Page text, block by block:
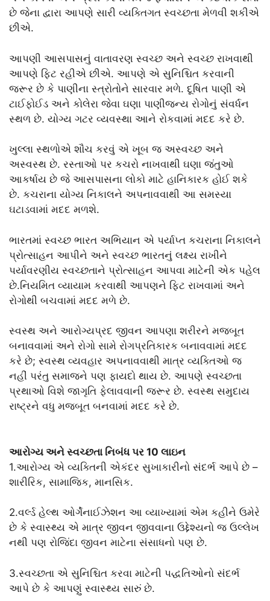
છે જેના દ્વારા આપણે સારી વ્યક્તિગત સ્વચ્છતા મેળવી શકીએ
છીએ.
આપણી આસપાસનું વાતાવરણ સ્વચ્છ અને સ્વચ્છ રાખવાથી
આપણે ફિટ રહીએ છીએ. આપણે એ સુનિશ્ચિત કરવાની
જરૂર છે કે પાણીના સ્ત્રોતોને સારવાર મળે. દૂષિત પાણી એ
ટાઈફોઈડ અને કોલેરા જેવા ઘણા પાણીજન્ય રોગોનું સંવર્ધન
સ્થળ છે. યોગ્ય ગટર વ્યવસ્થા આને રોકવામાં મદદ કરે છે.
ખુલ્લા સ્થળોએ શૌચ કરવું એ ખૂબ જ અસ્વચ્છ અને
અસ્વસ્થ છે. રસ્તાઓ પર કચરો નાખવાથી ઘણા જંતુઓ
આકર્ષાય છે જે આસપાસના લોકો માટે હાનિકારક હોઈ શકે
છે. કચરાના યોગ્ય નિકાલને અપનાવવાથી આ સમસ્યા
ઘટાડવામાં મદદ મળશે.
ભારતમાં સ્વચ્છ ભારત અભિયાન એ પર્યાપ્ત કચરાના નિકાલને
પ્રોત્સાહન આપીને અને સ્વચ્છ ભારતનું લક્ષ્ય રાખીને
પર્યાવરણીય સ્વચ્છતાને પ્રોત્સાહન આપવા માટેની એક પહેલ
છે.નિયમિત વ્યાયામ કરવાથી આપણને ફિટ રાખવામાં અને
રોગોથી બચવામાં મદદ મળે છે.
સ્વસ્થ અને આરોગ્યપ્રદ જીવન આપણા શરીરને મજબૂત
બનાવવામાં અને રોગો સામે રોગપ્રતિકારક બનાવવામાં મદદ
કરે છે; સ્વસ્થ વ્યવહાર અપનાવવાથી માત્ર વ્યક્તિઓ જ
નહીં પરંતુ સમાજને પણ ફાયદો થાય છે. આપણે સ્વચ્છતા
પ્રથાઓ વિશે જાગૃતિ ફેલાવવાની જરૂર છે. સ્વસ્થ સમુદાય
રાષ્ટ્રને વધુ મજબૂત બનવામાં મદદ કરે છે.
આરોગ્ય અને સ્વચ્છતા નિબંધ પર 10 લાઇન
1.આરોગ્ય એ વ્યક્તિની એકંદર સુખાકારીનો સંદર્ભ આપે છે –
શારીરિક, સામાજિક, માનસિક.
2.વર્લ્ડ હેલ્થ ઓર્ગેનાઈઝેશન આ વ્યાખ્યામાં એમ કહીને ઉમેરે
છે કે સ્વાસ્થ્ય એ માત્ર જીવન જીવવાના ઉદ્દેશ્યનો જ ઉલ્લેખ
નથી પણ રોજિંદા જીવન માટેના સંસાધનો પણ છે.
3.સ્વચ્છતા એ સુનિશ્ચિત કરવા માટેની પદ્ધતિઓનો સંદર્ભ
આપે છે કે આપણું સ્વાસ્થ્ય સારું છે.